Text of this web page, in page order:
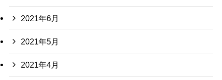
2021年6月
2021年5月
2021年4月